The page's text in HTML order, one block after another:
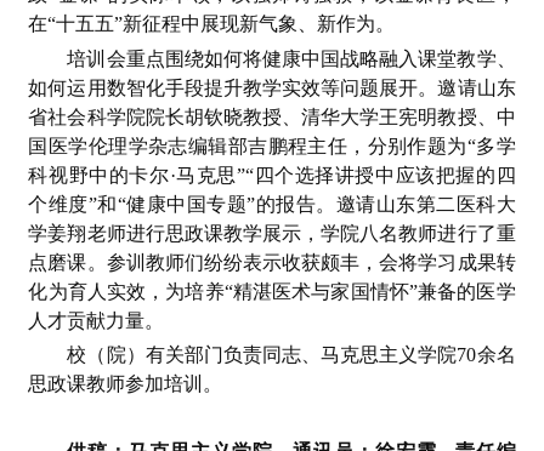
在“十五五”新征程中展现新气象、新作为。
培训会重点围绕如何将健康中国战略融入课堂教学、
如何运用数智化手段提升教学实效等问题展开。邀请山东
省社会科学院院长胡钦晓教授、清华大学王宪明教授、中
国医学伦理学杂志编辑部吉鹏程主任，分别作题为“多学
科视野中的卡尔·马克思”“四个选择讲授中应该把握的四
个维度”和“健康中国专题”的报告。邀请山东第二医科大
学姜翔老师进行思政课教学展示，学院八名教师进行了重
点磨课。参训教师们纷纷表示收获颇丰，会将学习成果转
化为育人实效，为培养“精湛医术与家国情怀”兼备的医学
人才贡献力量。
校（院）有关部门负责同志、马克思主义学院70余名
思政课教师参加培训。